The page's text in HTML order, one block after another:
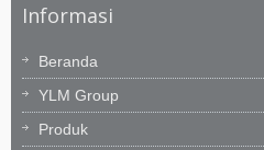
Informasi
Beranda
YLM Group
Produk